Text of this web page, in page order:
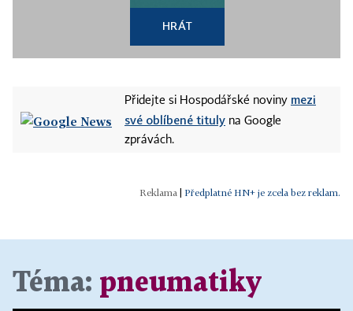
HRÁT
Přidejte si Hospodářské noviny mezi
své oblíbené tituly na Google
zprávách.
Předplatné HN+ je zcela bez reklam.
Téma: pneumatiky